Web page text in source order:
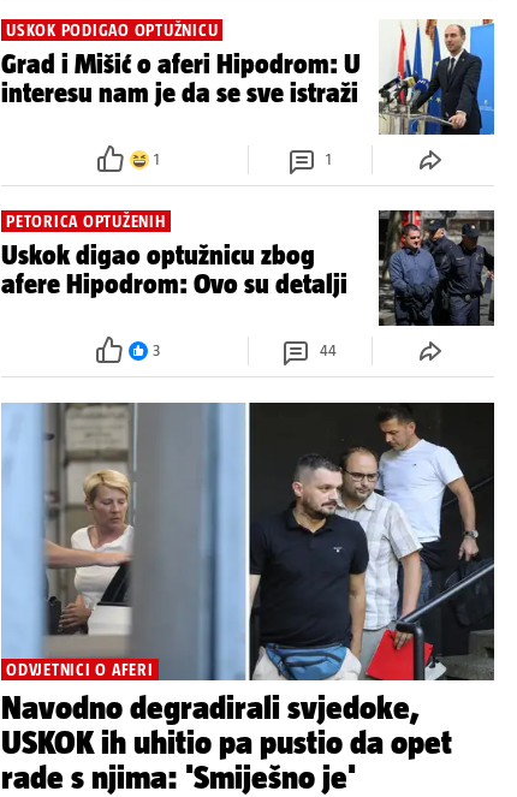
USKOK PODIGAO OPTUŽNICU
Grad i Mišić o aferi Hipodrom: U
interesu nam je da se sve istraži
1 1
PETORICA OPTUŽENIH
Uskok digao optužnicu zbog
afere Hipodrom: Ovo su detalji
3 44
ODVJETNICI O AFERI
Navodno degradirali svjedoke,
USKOK ih uhitio pa pustio da opet
rade s njima: 'Smiješno je'